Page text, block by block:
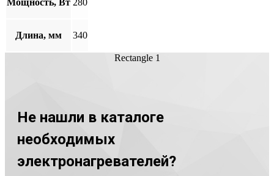
Длина, мм 340
Rectangle 1
Не нашли в каталоге
необходимых
электронагревателей?